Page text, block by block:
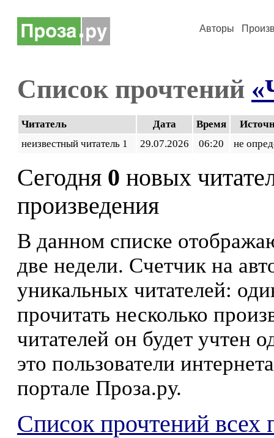
Авторы
Список прочтений
Читатель Дата Время
неизвестный читатель 1
29.07.2026 06:20 не
Сегодня 0 новых
произведения
В данном списке
две недели. Счетчик на
уникальных читателей:
прочитать несколько
читателей он будет учтен
это пользователи
портале Проза.ру.
Список прочтений всех